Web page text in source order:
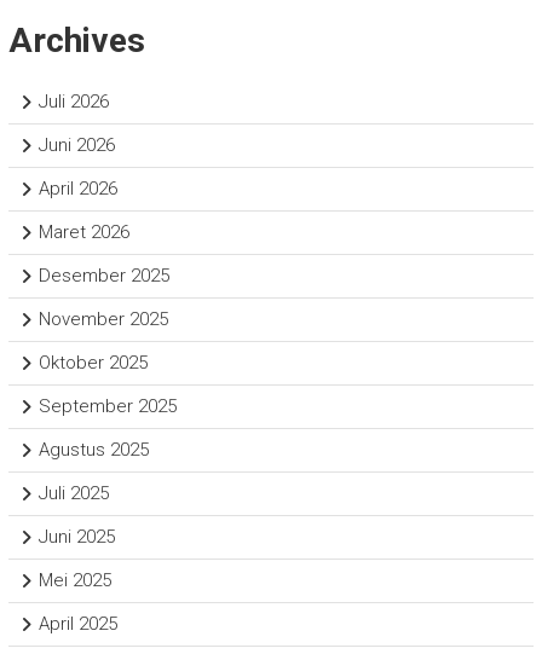
Archives
Juli 2026
Juni 2026
April 2026
Maret 2026
Desember 2025
November 2025
Oktober 2025
September 2025
Agustus 2025
Juli 2025
Juni 2025
Mei 2025
April 2025